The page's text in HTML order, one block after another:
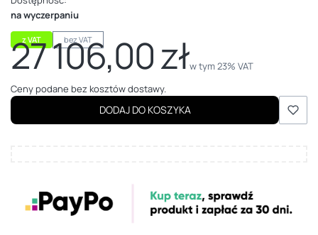
na wyczerpaniu
z VAT bez VAT
Cena
27 106,00 złw tym 23% VAT
w tym23% VAT
Ceny podane bez kosztów dostawy.
DODAJ DO KOSZYKA